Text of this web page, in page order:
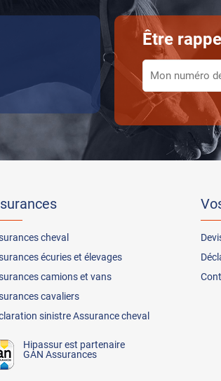
Être
cheval
écuries et élevages
camions et vans
cavaliers
sinistre Assurance cheval
Hipassur est partenaire
GAN Assurances